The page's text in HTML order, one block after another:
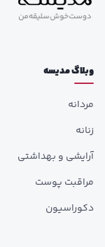
وبلاگ مدیسه
مردانه
زنانه
آرایشی و بهداشتی
مراقبت پوست
دکوراسیون